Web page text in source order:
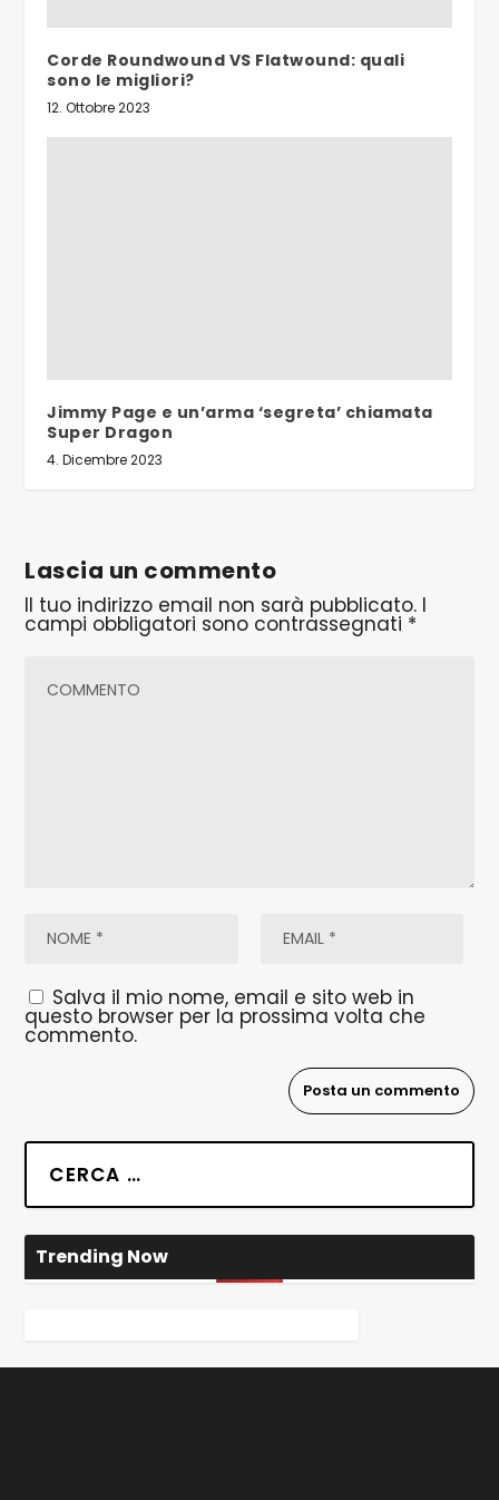
Corde Roundwound VS Flatwound: quali
sono le migliori?
12. Ottobre 2023
Jimmy Page e un’arma ‘segreta’ chiamata
Super Dragon
4. Dicembre 2023
Lascia un commento
Il tuo indirizzo email non sarà pubblicato. I
campi obbligatori sono contrassegnati *
Salva il mio nome, email e sito web in
questo browser per la prossima volta che
commento.
Trending Now